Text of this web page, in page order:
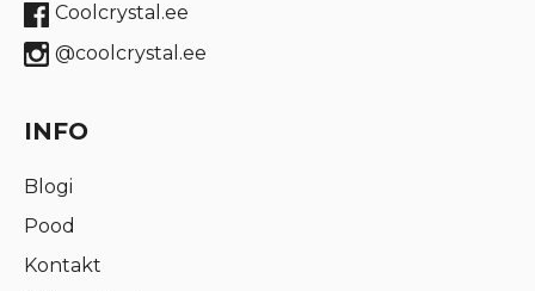
Coolcrystal.ee
@coolcrystal.ee
INFO
Blogi
Pood
Kontakt